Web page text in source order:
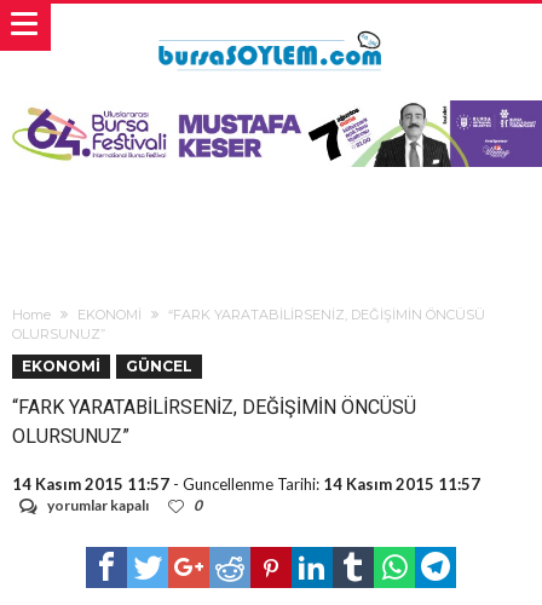
Home EKONOMİ
“FARK YARATABİLİRSENİZ, DEĞİŞİMİN ÖNCÜSÜ
OLURSUNUZ”
EKONOMİ GÜNCEL
“FARK YARATABİLİRSENİZ, DEĞİŞİMİN ÖNCÜSÜ
OLURSUNUZ”
14 Kasım 2015 11:57 - Guncellenme Tarihi: 14 Kasım 2015 11:57
“FARK
DEĞİŞİMİN
ÖNCÜSÜ
OLURSUNUZ”
yorumlar kapalı 0